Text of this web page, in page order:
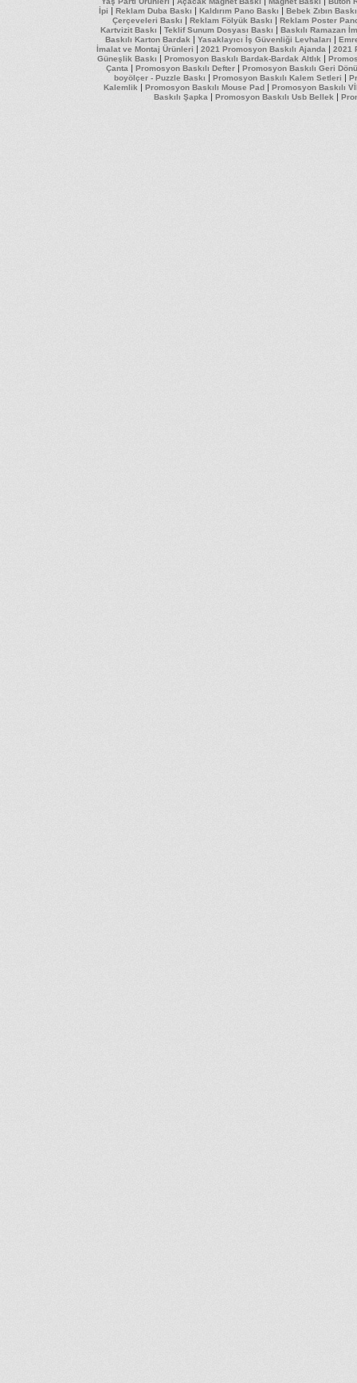
İpi | Reklam Duba Baskı | Kaldırım Pano Baskı | Bebek Zıbın Baskı
Çerçeveleri Baskı | Reklam Fölyük Baskı | Reklam Poster
Kartvizit Baskı | Teklif Sunum Dosyası Baskı | Baskılı Ramazan
Baskılı Karton Bardak | Yasaklayıcı İş Güvenliği Levhaları |
İmalat ve Montaj Ürünleri | 2021 Promosyon Baskılı Ajanda | 2021
Güneşlik Baskı | Promosyon Baskılı Bardak-Bardak Altlık |
Çanta | Promosyon Baskılı Defter | Promosyon Baskılı Geri
boyölçer - Puzzle Baskı | Promosyon Baskılı Kalem Setleri |
Kalemlik | Promosyon Baskılı Mouse Pad | Promosyon Baskılı
Baskılı Şapka | Promosyon Baskılı Usb Bellek |